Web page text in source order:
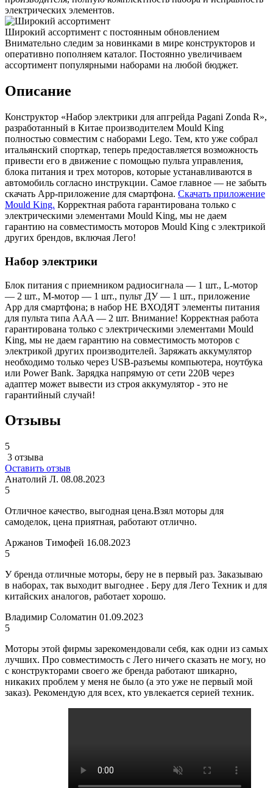
электрических элементов.
Широкий ассортимент с постоянным обновлением
Внимательно следим за новинками в мире конструкторов и
оперативно пополняем каталог. Постоянно увеличиваем
ассортимент популярными наборами на любой бюджет.
Описание
Конструктор «Набор электрики для апгрейда Pagani Zonda R»,
разработанный в Китае производителем Mould King
полностью совместим с наборами Lego. Тем, кто уже собрал
итальянский спорткар, теперь предоставляется возможность
привести его в движение с помощью пульта управления,
блока питания и трех моторов, которые устанавливаются в
автомобиль согласно инструкции. Самое главное — не забыть
скачать App-приложение для смартфона. Скачать приложение
Mould King. Корректная работа гарантирована только с
электрическими элементами Mould King, мы не даем
гарантию на совместимость моторов Mould King с электрикой
других брендов, включая Лего!
Набор электрики
Блок питания с приемником радиосигнала — 1 шт., L-мотор
— 2 шт., M-мотор — 1 шт., пульт ДУ — 1 шт., приложение
App для смартфона; в набор НЕ ВХОДЯТ элементы питания
для пульта типа AAA — 2 шт. Внимание! Корректная работа
гарантирована только с электрическими элементами Mould
King, мы не даем гарантию на совместимость моторов с
электрикой других производителей. Заряжать аккумулятор
необходимо только через USB-разъемы компьютера, ноутбука
или Power Bank. Зарядка напрямую от сети 220В через
адаптер может вывести из строя аккумулятор - это не
гарантийный случай!
Отзывы
5
3 отзыва
Оставить отзыв
Анатолий Л. 08.08.2023
5
Отличное качество, выгодная цена.Взял моторы для
самоделок, цена приятная, работают отлично.
Аржанов Тимофей 16.08.2023
5
У бренда отличные моторы, беру не в первый раз. Заказываю
в наборах, так выходит выгоднее . Беру для Лего Техник и для
китайских аналогов, работает хорошо.
Владимир Соломатин 01.09.2023
5
Моторы этой фирмы зарекомендовали себя, как одни из самых
лучших. Про совместимость с Лего ничего сказать не могу, но
с конструкторами своего же бренда работают шикарно,
никаких проблем у меня не было (а это уже не первый мой
заказ). Рекомендую для всех, кто увлекается серией техник.